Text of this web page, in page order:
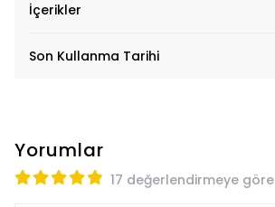
İçerikler
Son Kullanma Tarihi
Yorumlar
17 değerlendirmeye göre